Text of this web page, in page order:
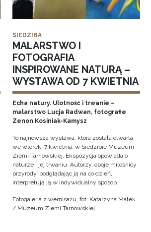
SIEDZIBA
MALARSTWO I
FOTOGRAFIA
INSPIROWANE NATURĄ –
WYSTAWA OD 7 KWIETNIA
Echa natury. Ulotność i trwanie –
malarstwo Lucja Radwan, fotografie
Zenon Kosiniak-Kamysz
To najnowsza wystawa, która została otwarta
we wtorek, 7 kwietnia, w Siedzibie Muzeum
Ziemi Tarnowskiej. Ekspozycja opowiada o
naturze i jej trwaniu. Autorzy, oboje miłośnicy
przyrody, podglądając ją na co dzień,
interpretują ją w indywidualny sposób.
Fotogaleria z wernisażu, fot: Katarzyna Małek
/ Muzeum Ziemi Tarnowskiej